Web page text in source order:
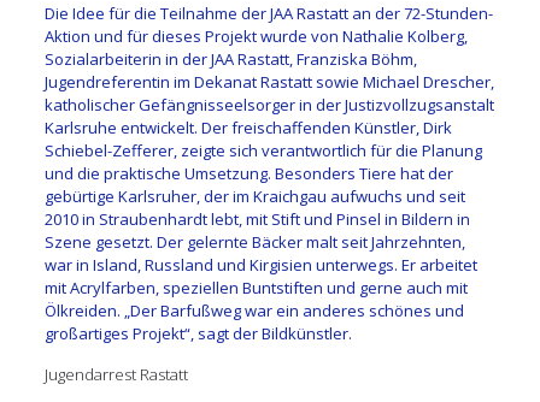
Die Idee für die Teilnahme der JAA Rastatt an der 72-Stunden-
Aktion und für dieses Projekt wurde von Nathalie Kolberg,
Sozialarbeiterin in der JAA Rastatt, Franziska Böhm,
Jugendreferentin im Dekanat Rastatt sowie Michael Drescher,
katholischer Gefängnisseelsorger in der Justizvollzugsanstalt
Karlsruhe entwickelt. Der freischaffenden Künstler, Dirk
Schiebel-Zefferer, zeigte sich verantwortlich für die Planung
und die praktische Umsetzung. Besonders Tiere hat der
gebürtige Karlsruher, der im Kraichgau aufwuchs und seit
2010 in Straubenhardt lebt, mit Stift und Pinsel in Bildern in
Szene gesetzt. Der gelernte Bäcker malt seit Jahrzehnten,
war in Island, Russland und Kirgisien unterwegs. Er arbeitet
mit Acrylfarben, speziellen Buntstiften und gerne auch mit
Ölkreiden. „Der Barfußweg war ein anderes schönes und
großartiges Projekt“, sagt der Bildkünstler.
Jugendarrest Rastatt